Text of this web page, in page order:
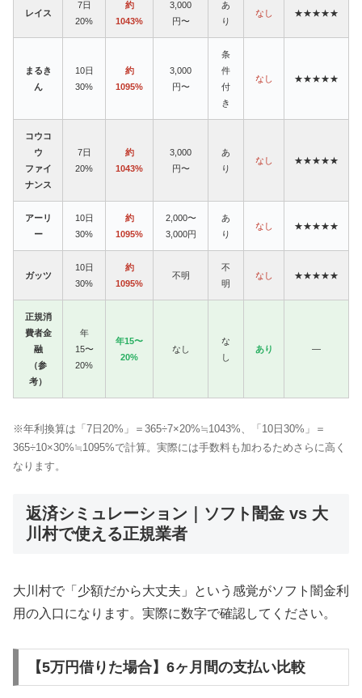
レイス
7日
20%
約
1043%
3,000
円〜
あ
り
なし ★★★★★
まるき
ん
10日
30%
約
1095%
3,000
円〜
条
件
付
き
なし ★★★★★
コウコ
ウ
ファイ
ナンス
7日
20%
約
1043%
3,000
円〜
あ
り
なし ★★★★★
アーリ
ー
10日
30%
約
1095%
2,000〜
3,000円
あ
り
なし ★★★★★
ガッツ
10日
30%
約
1095%
不明
不
明
なし ★★★★★
正規消
費者金
融
（参
考）
年
15〜
20%
年15〜
20%
なし
な
し
あり —
※年利換算は「7日20%」＝365÷7×20%≒1043%、「10日30%」＝
365÷10×30%≒1095%で計算。実際には手数料も加わるためさらに高く
なります。
返済シミュレーション｜ソフト闇金 vs 大
川村で使える正規業者
大川村で「少額だから大丈夫」という感覚がソフト闇金利
用の入口になります。実際に数字で確認してください。
【5万円借りた場合】6ヶ月間の支払い比較